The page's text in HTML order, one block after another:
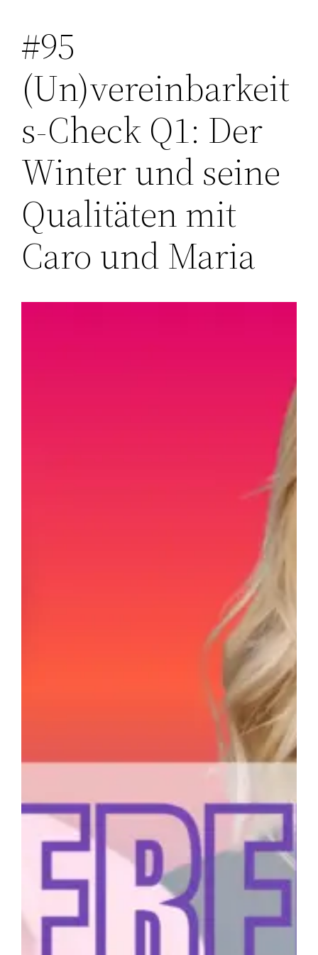
Zum
Inhalt
springen
#95
(Un)vereinbarkeit
s-Check Q1: Der
Winter und seine
Qualitäten mit
Caro und Maria